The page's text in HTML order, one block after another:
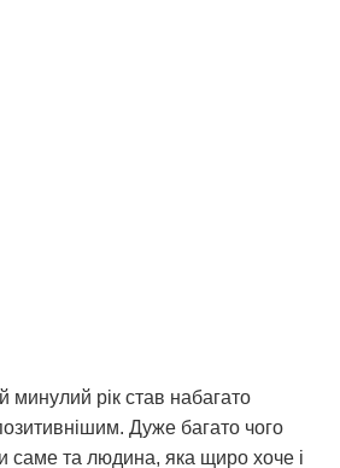
минулий рік став набагато
Дуже багато чого
саме та людина, яка щиро хоче і